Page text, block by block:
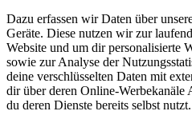
Dazu erfassen wir Daten über
Geräte. Diese nutzen wir zur
Website und um dir personalisierte
sowie zur Analyse der
deine verschlüsselten Daten mit
dir über deren Online-Werbekanäle
du deren Dienste bereits selbst nutzt.